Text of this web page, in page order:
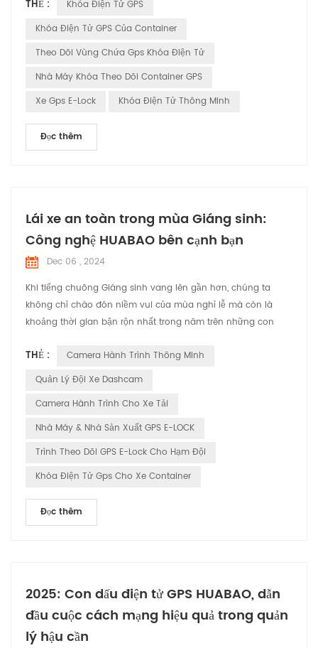
toàn diện Giải pháp cho ngành hậu cần.
THẺ :
Khóa Điện Tử GPS
Khóa Điện Tử GPS Của Container
Theo Dõi Vùng Chứa Gps Khóa Điện Tử
Nhà Máy Khóa Theo Dõi Container GPS
Xe Gps E-Lock
Khóa Điện Tử Thông Minh
Đọc thêm
Lái xe an toàn trong mùa Giáng sinh:
Công nghệ HUABAO bên cạnh bạn
Dec 06 , 2024
Khi tiếng chuông Giáng sinh vang lên gần hơn, chúng ta
không chỉ chào đón niềm vui của mùa nghỉ lễ mà còn là
khoảng thời gian bận rộn nhất trong năm trên những con
vui này, HUABAO Technology, nhà sản xuất hàng đầu về máy
ghi âm lái xe và các sản phẩm khóa điện tử GPS, cam kết
người lá...
THẺ :
Camera Hành Trình Thông Minh
Quản Lý Đội Xe Dashcam
Camera Hành Trình Cho Xe Tải
Nhà Máy & Nhà Sản Xuất GPS E-LOCK
Trình Theo Dõi GPS E-Lock Cho Hạm Đội
Khóa Điện Tử Gps Cho Xe Container
Đọc thêm
2025: Con dấu điện tử GPS HUABAO, dẫn
đầu cuộc cách mạng hiệu quả trong quản
lý hậu cần